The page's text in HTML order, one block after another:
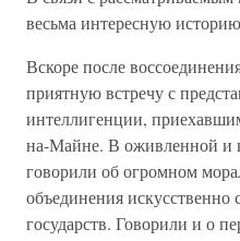
весьма интересную
Вскоре после
приятную встречу с
интеллигенции,
на-Майне. В оживленной и
говорили об огромном
объединения
государств. Говорили и о